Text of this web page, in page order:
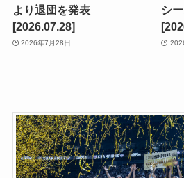
より退団を発表
[2026.07.28]
2026年7月28日
シ